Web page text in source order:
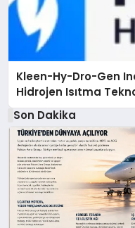
Kleen-Hy-Dro-Gen
Hidrojen Isıtma
Düzenleyici
Son Dakika